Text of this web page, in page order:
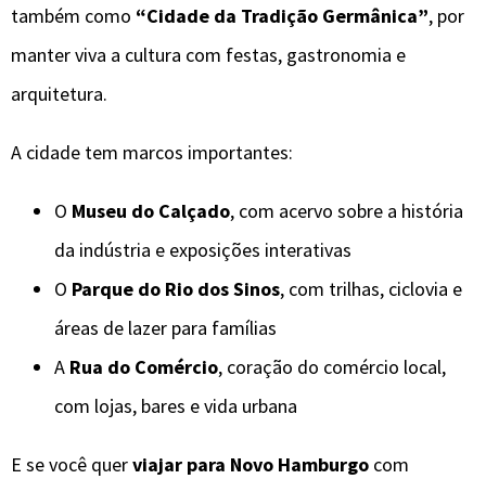
também como “Cidade da Tradição Germânica”, por
manter viva a cultura com festas, gastronomia e
arquitetura.
A cidade tem marcos importantes:
O Museu do Calçado, com acervo sobre a história
da indústria e exposições interativas
O Parque do Rio dos Sinos, com trilhas, ciclovia e
áreas de lazer para famílias
A Rua do Comércio, coração do comércio local,
com lojas, bares e vida urbana
E se você querviajar para Novo Hamburgo com